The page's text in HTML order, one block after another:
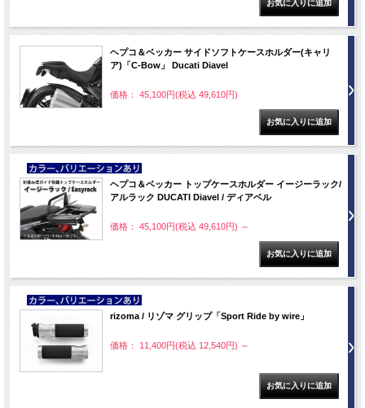
ヘプコ＆ベッカー サイドソフトケースホルダー(キャリ
ア)「C-Bow」 Ducati Diavel
価格： 45,100円(税込 49,610円)
NEW
ヘプコ＆ベッカー トップケースホルダー イージーラック/
アルラック DUCATI Diavel / ディアベル
価格： 45,100円(税込 49,610円) ～
NEW
rizoma / リゾマ グリップ「Sport Ride by wire」
価格： 11,400円(税込 12,540円) ～